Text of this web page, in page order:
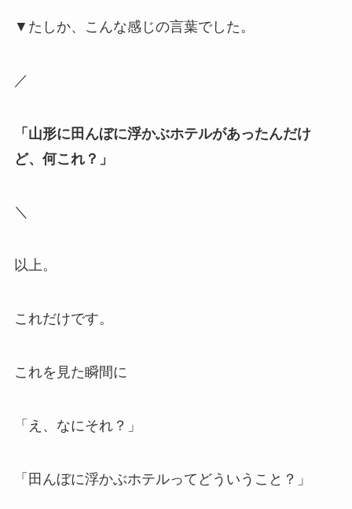
▼たしか、こんな感じの言葉でした。
／
「山形に田んぼに浮かぶホテルがあったんだけ
ど、何これ？」
＼
以上。
これだけです。
これを見た瞬間に
「え、なにそれ？」
「田んぼに浮かぶホテルってどういうこと？」